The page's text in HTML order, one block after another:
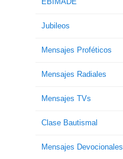
Jubileos
Mensajes Proféticos
Mensajes Radiales
Mensajes TVs
Clase Bautismal
Mensajes Devocionales